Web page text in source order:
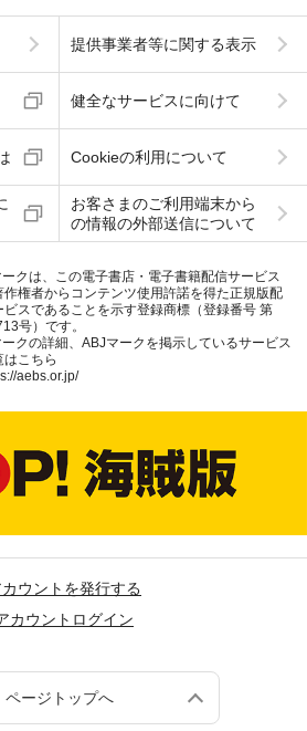
提供事業者等に関する表示
健全なサービスに向けて
Cookieの利用について
お客さまのご利用端末から
の情報の外部送信について
クは、この電子書店・電子書籍配信サービス
作権者からコンテンツ使用許諾を得た正規版配
ビスであることを示す登録商標（登録番号 第
号）です。
クの詳細、ABJマークを掲示しているサービス
はこちら
aebs.or.jp/
ウントを発行する
カウントログイン
ページトップへ